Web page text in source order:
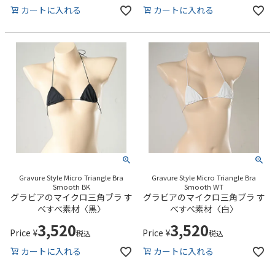
カートに入れる カートに入れる
Gravure Style Micro Triangle Bra
Smooth BK
グラビアのマイクロ三角ブラ す
べすべ素材〈黒〉
Price ¥3,520税込
カートに入れる
Gravure Style Micro Triangle Bra
Smooth WT
グラビアのマイクロ三角ブラ す
べすべ素材〈白〉
Price ¥3,520税込
カートに入れる